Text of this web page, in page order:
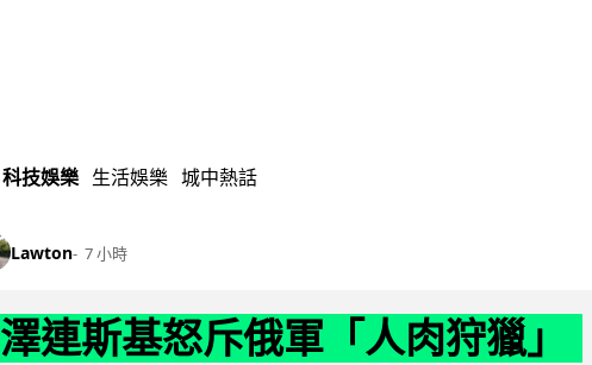
科技娛樂 生活娛樂 城中熱話
Lawton 7 小時
澤連斯基怒斥俄軍「人肉狩獵」